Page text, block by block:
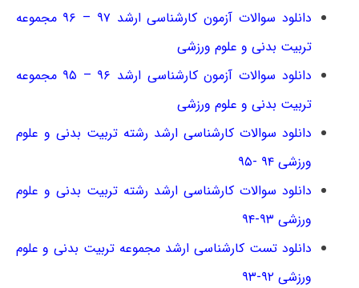
دانلود سوالات آزمون کارشناسی ارشد ۹۷ – ۹۶ مجموعه
تربیت بدنی و علوم ورزشی
دانلود سوالات آزمون کارشناسی ارشد ۹۶ – ۹۵ مجموعه
تربیت بدنی و علوم ورزشی
دانلود سوالات کارشناسی ارشد رشته تربیت بدنی و علوم
ورزشی ۹۴ -۹۵
دانلود سوالات کارشناسی ارشد رشته تربیت بدنی و علوم
ورزشی ۹۳-۹۴
دانلود تست کارشناسی ارشد مجموعه تربیت بدنی و علوم
ورزشی ۹۲-۹۳